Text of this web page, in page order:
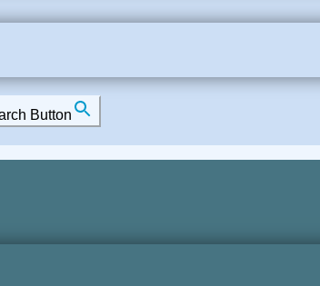
Button